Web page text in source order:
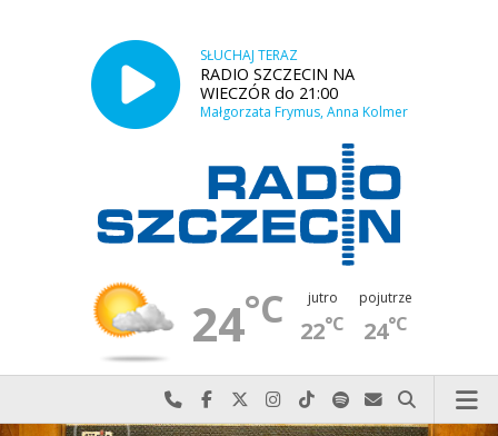
SŁUCHAJ TERAZ
RADIO SZCZECIN NA
WIECZÓR do 21:00
Małgorzata Frymus, Anna Kolmer
24°C jutro
22°C
pojutrze
24°C
Najlepiej po prostu do nas zadzwoń
Odwiedź nas na Facebook-u
Odwiedź nas na X
Odwiedź nas na Instagram-ie
Odwiedź nas na TikTok-u
Szukaj nas na Spotify
Wyślij do nas
Szukaj